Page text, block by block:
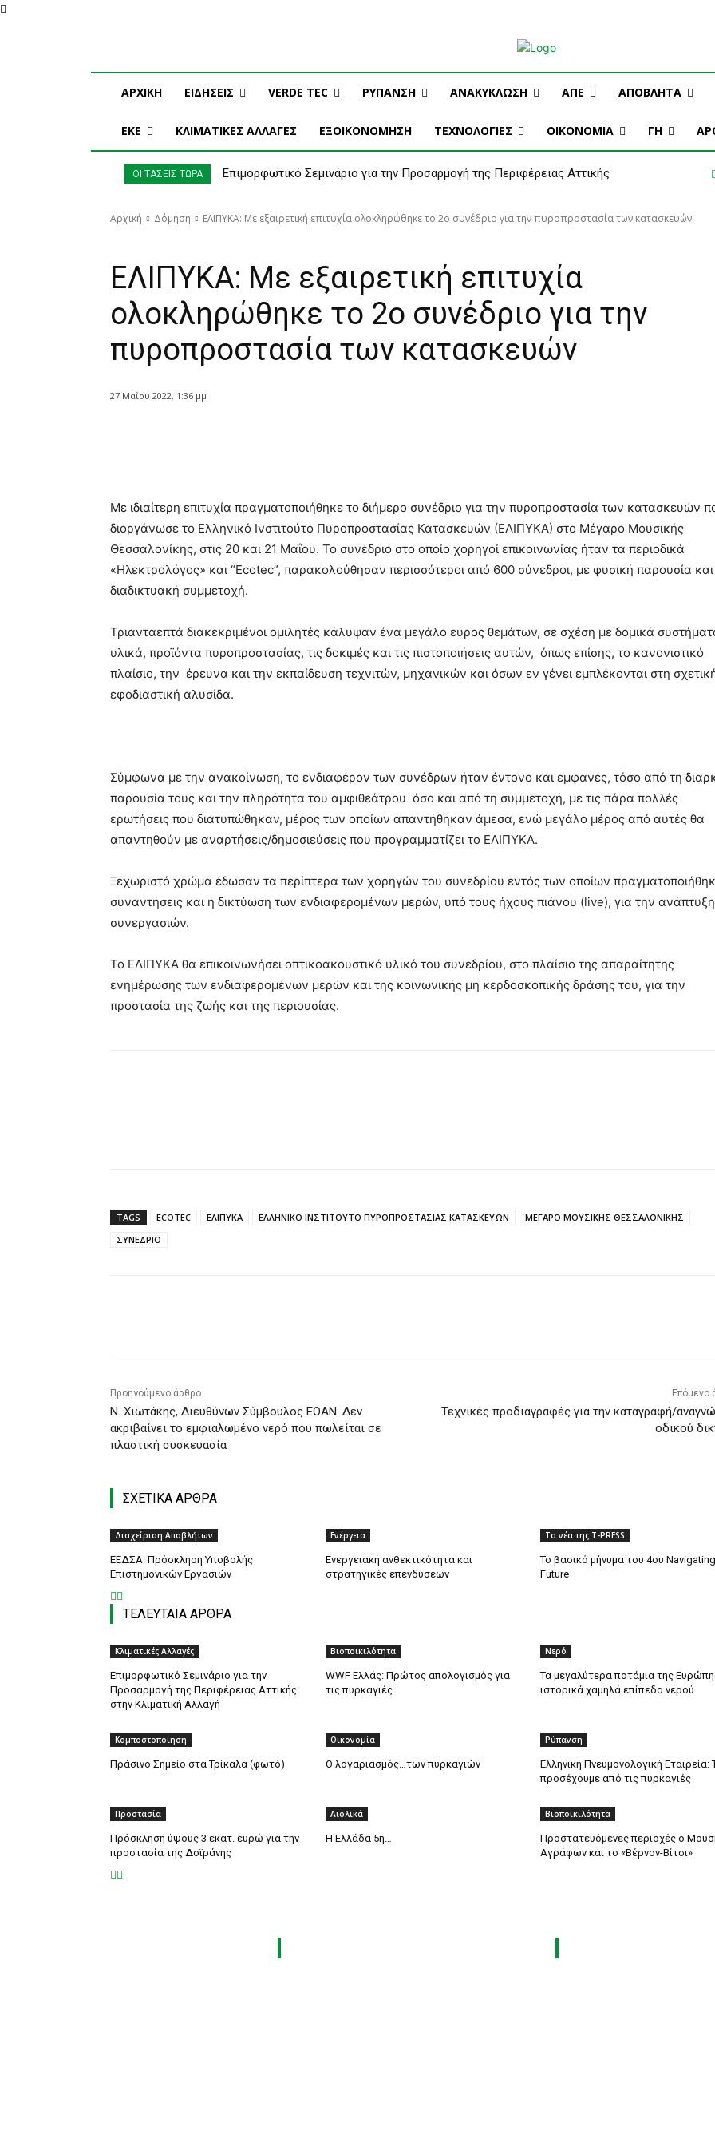
ΑΡΧΙΚΗ ΕΙΔΗΣΕΙΣ VERDE TEC ΡΥΠΑΝΣΗ ΑΝΑΚΥΚΛΩΣΗ ΑΠΕ ΑΠΟΒΛΗΤΑ
ΕΚΕ ΚΛΙΜΑΤΙΚΕΣ ΑΛΛΑΓΕΣ ΕΞΟΙΚΟΝΟΜΗΣΗ ΤΕΧΝΟΛΟΓΙΕΣ OIKONOMIA ΓΗ
ΟΙ ΤΑΣΕΙΣ ΤΩΡΑ
Επιμορφωτικό Σεμινάριο για την Προσαρμογή της Περιφέρειας Αττικής
Αρχική Δόμηση ΕΛΙΠΥΚΑ: Με εξαιρετική επιτυχία ολοκληρώθηκε το 2ο συνέδριο για την πυροπροστασία των κατασκευών
ΕΛΙΠΥΚΑ: Με εξαιρετική επιτυχία
ολοκληρώθηκε το 2ο συνέδριο για την
πυροπροστασία των κατασκευών
27 Μαΐου 2022, 1:36 μμ
Με ιδιαίτερη επιτυχία πραγματοποιήθηκε το διήμερο συνέδριο για την πυροπροστασία των κατασκευών
διοργάνωσε το Ελληνικό Ινστιτούτο Πυροπροστασίας Κατασκευών (ΕΛΙΠΥΚΑ) στο Μέγαρο Μουσικής
Θεσσαλονίκης, στις 20 και 21 Μαΐου. Το συνέδριο στο οποίο χορηγοί επικοινωνίας ήταν τα περιοδικά
«Ηλεκτρολόγος» και “Ecotec”, παρακολούθησαν περισσότεροι από 600 σύνεδροι, με φυσική παρουσία και
διαδικτυακή συμμετοχή.
Τριανταεπτά διακεκριμένοι ομιλητές κάλυψαν ένα μεγάλο εύρος θεμάτων, σε σχέση με δομικά
υλικά, προϊόντα πυροπροστασίας, τις δοκιμές και τις πιστοποιήσεις αυτών, όπως επίσης, το κανονιστικό
πλαίσιο, την έρευνα και την εκπαίδευση τεχνιτών, μηχανικών και όσων εν γένει εμπλέκονται στη
εφοδιαστική αλυσίδα.
Σύμφωνα με την ανακοίνωση, το ενδιαφέρον των συνέδρων ήταν έντονο και εμφανές, τόσο από τη
παρουσία τους και την πληρότητα του αμφιθεάτρου όσο και από τη συμμετοχή, με τις πάρα πολλές
ερωτήσεις που διατυπώθηκαν, μέρος των οποίων απαντήθηκαν άμεσα, ενώ μεγάλο μέρος από αυτές θα
απαντηθούν με αναρτήσεις/δημοσιεύσεις που προγραμματίζει το ΕΛΙΠΥΚΑ.
Ξεχωριστό χρώμα έδωσαν τα περίπτερα των χορηγών του συνεδρίου εντός των οποίων
συναντήσεις και η δικτύωση των ενδιαφερομένων μερών, υπό τους ήχους πιάνου (live), για την ανάπτυξη
συνεργασιών.
Το ΕΛΙΠΥΚΑ θα επικοινωνήσει οπτικοακουστικό υλικό του συνεδρίου, στο πλαίσιο της απαραίτητης
ενημέρωσης των ενδιαφερομένων μερών και της κοινωνικής μη κερδοσκοπικής δράσης του, για την
προστασία της ζωής και της περιουσίας.
TAGS ECOTEC ΕΛΙΠΥΚΑ ΕΛΛΗΝΙΚΟ ΙΝΣΤΙΤΟΥΤΟ ΠΥΡΟΠΡΟΣΤΑΣΙΑΣ ΚΑΤΑΣΚΕΥΩΝ
ΜΕΓΑΡΟ ΜΟΥΣΙΚΗΣ ΘΕΣΣΑΛΟΝΙΚΗΣ
ΣΥΝΕΔΡΙΟ
Προηγούμενο άρθρο
Ν. Χιωτάκης, Διευθύνων Σύμβουλος ΕΟΑΝ: Δεν
ακριβαίνει το εμφιαλωμένο νερό που πωλείται σε
πλαστική συσκευασία
Επόμενο
Τεχνικές προδιαγραφές για την καταγραφή/
οδικού
ΣΧΕΤΙΚΑ ΑΡΘΡΑ
Διαχείριση Αποβλήτων
ΕΕΔΣΑ: Πρόσκληση Υποβολής
Επιστημονικών Εργασιών
Ενέργεια
Ενεργειακή ανθεκτικότητα και
στρατηγικές επενδύσεων
Τα νέα της T-PRESS
Το βασικό μήνυμα του 4ου
Future
ΤΕΛΕΥΤΑΙΑ ΑΡΘΡΑ
Κλιματικές Αλλαγές
Επιμορφωτικό Σεμινάριο για την
Προσαρμογή της Περιφέρειας Αττικής
στην Κλιματική Αλλαγή
Βιοποικιλότητα
WWF Ελλάς: Πρώτος απολογισμός για
τις πυρκαγιές
Νερό
Τα μεγαλύτερα ποτάμια της
ιστορικά χαμηλά επίπεδα νερού
Κομποστοποίηση
Πράσινο Σημείο στα Τρίκαλα (φωτό)
Οικονομία
O λογαριασμός…των πυρκαγιών
Ρύπανση
Ελληνική Πνευμονολογική Εταιρεία:
προσέχουμε από τις πυρκαγιές
Προστασία
Πρόσκληση ύψους 3 εκατ. ευρώ για την
προστασία της Δοϊράνης
Αιολικά
Η Ελλάδα 5η…
Βιοποικιλότητα
Προστατευόμενες περιοχές ο
Αγράφων και το «Βέρνον-Βίτσι»